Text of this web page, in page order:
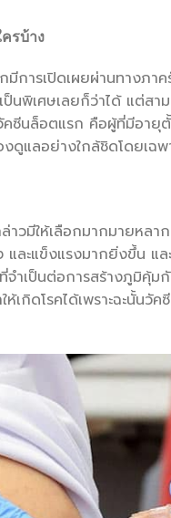
รบ้าง
มีการเปิดเผยผ่านทางภ
ป็นพิเศษเลยก็ว่าได้ แต่ส
ซีนล็อตแรก คือผู้ที่มีอายุ
งดูแลอย่างใกล้ชิดโดยเฉ
วมีให้เลือกมากมายหล
ละแข็งแรงมากยิ่งขึ้น แล
ำเป็นต่อการสร้างภูมิคุ้
ให้เกิดโรคได้เพราะฉะนั้